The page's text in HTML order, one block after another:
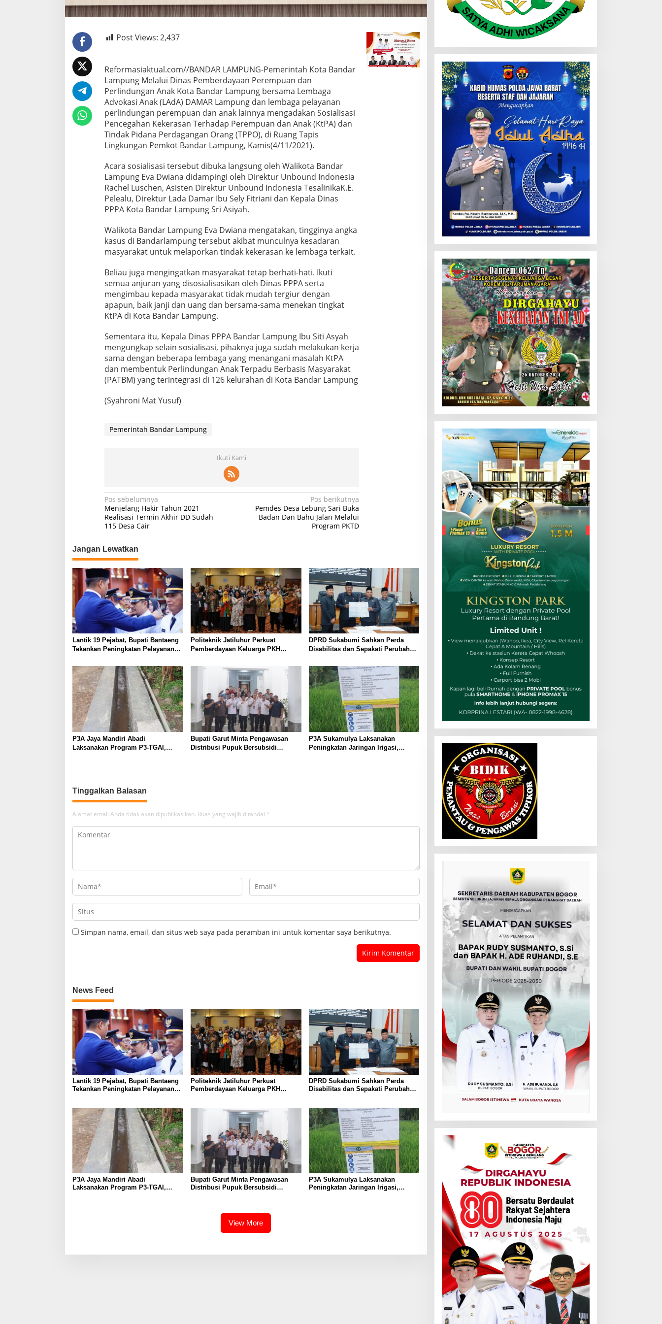
Post Views: 2,437
Reformasiaktual.com//BANDAR LAMPUNG-Pemerintah Kota Bandar
Lampung Melalui Dinas Pemberdayaan Perempuan dan
Perlindungan Anak Kota Bandar Lampung bersama Lembaga
Advokasi Anak (LAdA) DAMAR Lampung dan lembaga pelayanan
perlindungan perempuan dan anak lainnya mengadakan Sosialisasi
Pencegahan Kekerasan Terhadap Perempuan dan Anak (KtPA) dan
Tindak Pidana Perdagangan Orang (TPPO), di Ruang Tapis
Lingkungan Pemkot Bandar Lampung, Kamis(4/11/2021).
Acara sosialisasi tersebut dibuka langsung oleh Walikota Bandar
Lampung Eva Dwiana didampingi oleh Direktur Unbound Indonesia
Rachel Luschen, Asisten Direktur Unbound Indonesia TesalinikaK.E.
Pelealu, Direktur Lada Damar Ibu Sely Fitriani dan Kepala Dinas
PPPA Kota Bandar Lampung Sri Asiyah.
Walikota Bandar Lampung Eva Dwiana mengatakan, tingginya angka
kasus di Bandarlampung tersebut akibat munculnya kesadaran
masyarakat untuk melaporkan tindak kekerasan ke lembaga terkait.
Beliau juga mengingatkan masyarakat tetap berhati-hati. Ikuti
semua anjuran yang disosialisasikan oleh Dinas PPPA serta
mengimbau kepada masyarakat tidak mudah tergiur dengan
apapun, baik janji dan uang dan bersama-sama menekan tingkat
KtPA di Kota Bandar Lampung.
Sementara itu, Kepala Dinas PPPA Bandar Lampung Ibu Siti Asyah
mengungkap selain sosialisasi, pihaknya juga sudah melakukan kerja
sama dengan beberapa lembaga yang menangani masalah KtPA
dan membentuk Perlindungan Anak Terpadu Berbasis Masyarakat
(PATBM) yang terintegrasi di 126 kelurahan di Kota Bandar Lampung
(Syahroni Mat Yusuf)
Pemerintah Bandar Lampung
Ikuti Kami
Navigasi
pos
Pos sebelumnya
Menjelang Hakir Tahun 2021
Realisasi Termin Akhir DD Sudah
115 Desa Cair
Pos berikutnya
Pemdes Desa Lebung Sari Buka
Badan Dan Bahu Jalan Melalui
Program PKTD
Jangan Lewatkan
Lantik 19 Pejabat, Bupati Bantaeng
Tekankan Peningkatan Pelayanan
Politeknik Jatiluhur Perkuat
Pemberdayaan Keluarga PKH
DPRD Sukabumi Sahkan Perda
Disabilitas dan Sepakati Perubahan
P3A Jaya Mandiri Abadi
Laksanakan Program P3-TGAI,
Bupati Garut Minta Pengawasan
Distribusi Pupuk Bersubsidi
P3A Sukamulya Laksanakan
Peningkatan Jaringan Irigasi,
Tinggalkan Balasan
Alamat email Anda tidak akan dipublikasikan. Ruas yang wajib ditandai *
Simpan nama, email, dan situs web saya pada peramban ini untuk komentar saya berikutnya.
News Feed
Lantik 19 Pejabat, Bupati Bantaeng
Tekankan Peningkatan Pelayanan
Politeknik Jatiluhur Perkuat
Pemberdayaan Keluarga PKH
DPRD Sukabumi Sahkan Perda
Disabilitas dan Sepakati Perubahan
P3A Jaya Mandiri Abadi
Laksanakan Program P3-TGAI,
Bupati Garut Minta Pengawasan
Distribusi Pupuk Bersubsidi
P3A Sukamulya Laksanakan
Peningkatan Jaringan Irigasi,
View More